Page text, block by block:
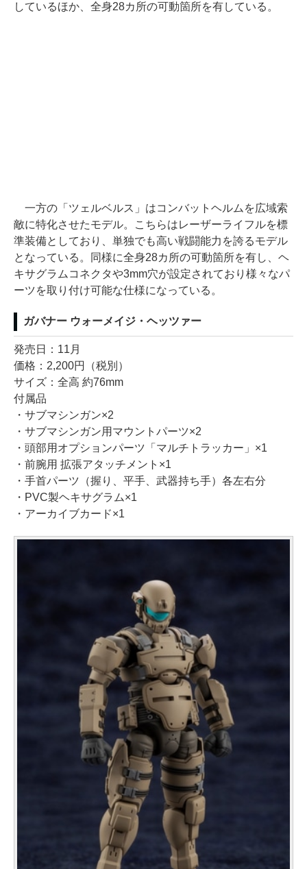
しているほか、全身28カ所の可動箇所を有している。
一方の「ツェルベルス」はコンバットヘルムを広域索
敵に特化させたモデル。こちらはレーザーライフルを標
準装備としており、単独でも高い戦闘能力を誇るモデル
となっている。同様に全身28カ所の可動箇所を有し、ヘ
キサグラムコネクタや3mm穴が設定されており様々なパ
ーツを取り付け可能な仕様になっている。
ガバナー ウォーメイジ・ヘッツァー
発売日：11月
価格：2,200円（税別）
サイズ：全高 約76mm
付属品
・サブマシンガン×2
・サブマシンガン用マウントパーツ×2
・頭部用オプションパーツ「マルチトラッカー」×1
・前腕用 拡張アタッチメント×1
・手首パーツ（握り、平手、武器持ち手）各左右分
・PVC製ヘキサグラム×1
・アーカイブカード×1